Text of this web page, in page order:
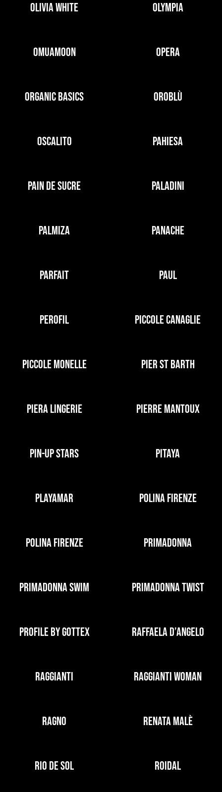
OLIVIA WHITE OLYMPIA
OMUAMOON OPERA
ORGANIC BASICS OROBLÙ
OSCALITO PAHIESA
PAIN DE SUCRE PALADINI
PALMIZA PANACHE
PARFAIT PAUL
PEROFIL PICCOLE CANAGLIE
PICCOLE MONELLE PIER ST BARTH
PIERA LINGERIE PIERRE MANTOUX
PIN-UP STARS PITAYA
PLAYAMAR POLINA FIRENZE
POLINA FIRENZE PRIMADONNA
PRIMADONNA SWIM PRIMADONNA TWIST
PROFILE BY GOTTEX RAFFAELA D’ANGELO
RAGGIANTI RAGGIANTI WOMAN
RAGNO RENATA MALÈ
RIO DE SOL ROIDAL